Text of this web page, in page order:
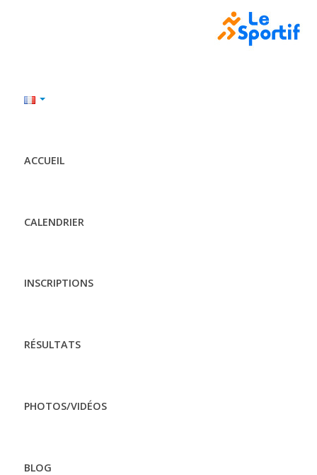
ACCUEIL
CALENDRIER
INSCRIPTIONS
RÉSULTATS
PHOTOS/VIDÉOS
BLOG